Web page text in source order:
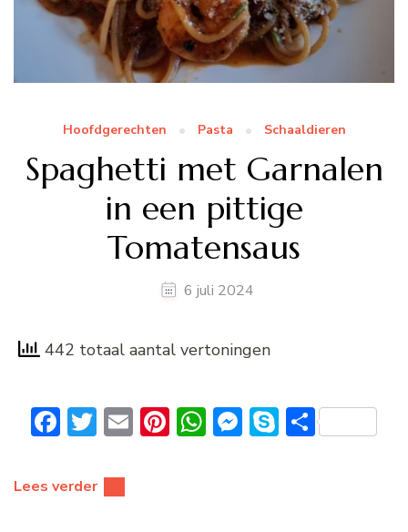
Hoofdgerechten Pasta Schaaldieren
Spaghetti met Garnalen
in een pittige
Tomatensaus
6 juli 2024
442 totaal aantal vertoningen
Facebook
Twitter
EmailPinterest
WhatsApp
Messenger
Skype
Delen
Lees verder